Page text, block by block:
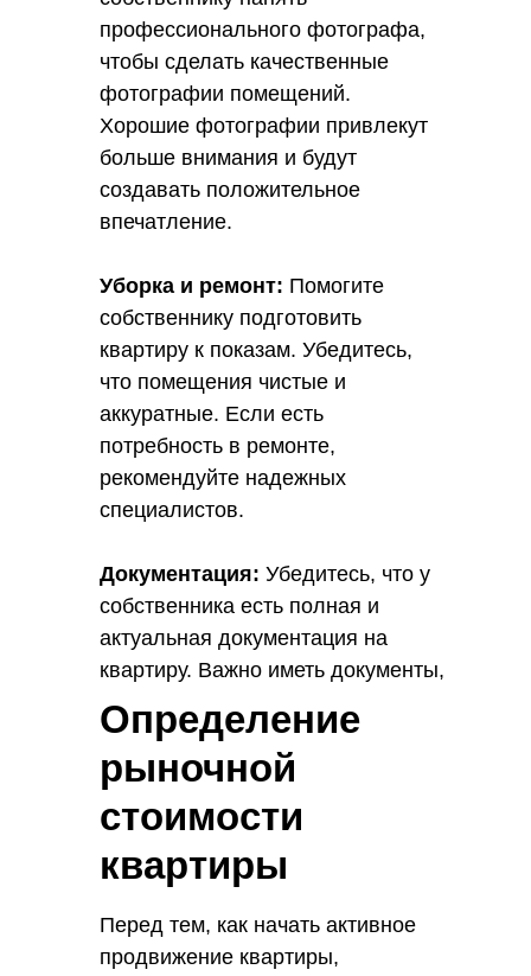
профессионального фотографа,
чтобы сделать качественные
фотографии помещений.
Хорошие фотографии привлекут
больше внимания и будут
создавать положительное
впечатление.
Уборка и ремонт: Помогите
собственнику подготовить
квартиру к показам. Убедитесь,
что помещения чистые и
аккуратные. Если есть
потребность в ремонте,
рекомендуйте надежных
специалистов.
Документация: Убедитесь, что у
собственника есть полная и
актуальная документация на
квартиру. Важно иметь документы,
подтверждающие право
собственности и отсутствие
обременений.
Определение
рыночной
стоимости
квартиры
Перед тем, как начать активное
продвижение квартиры,